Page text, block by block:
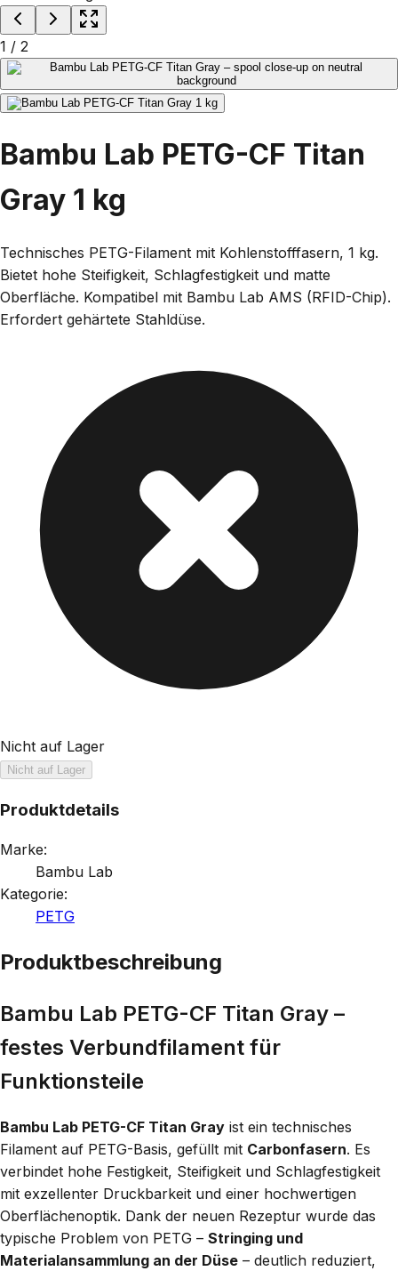
1 / 2
Bambu Lab PETG-CF Titan
Gray 1 kg
Technisches PETG-Filament mit Kohlenstofffasern, 1 kg.
Bietet hohe Steifigkeit, Schlagfestigkeit und matte
Oberfläche. Kompatibel mit Bambu Lab AMS (RFID-Chip).
Erfordert gehärtete Stahldüse.
Nicht auf Lager
Nicht auf Lager
Produktdetails
Marke:
Bambu Lab
Kategorie:
PETG
Produktbeschreibung
Bambu Lab PETG-CF Titan Gray –
festes Verbundfilament für
Funktionsteile
Bambu Lab PETG-CF Titan Gray ist ein technisches
Filament auf PETG-Basis, gefüllt mit Carbonfasern. Es
verbindet hohe Festigkeit, Steifigkeit und Schlagfestigkeit
mit exzellenter Druckbarkeit und einer hochwertigen
Oberflächenoptik. Dank der neuen Rezeptur wurde das
typische Problem von PETG – Stringing und
Materialansammlung an der Düse – deutlich reduziert,